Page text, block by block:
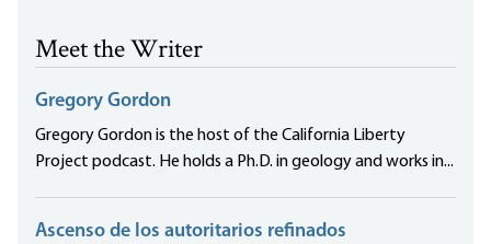
Meet the Writer
Gregory Gordon
Gregory Gordon is the host of the California Liberty
Project podcast. He holds a Ph.D. in geology and works in...
Ascenso de los autoritarios refinados